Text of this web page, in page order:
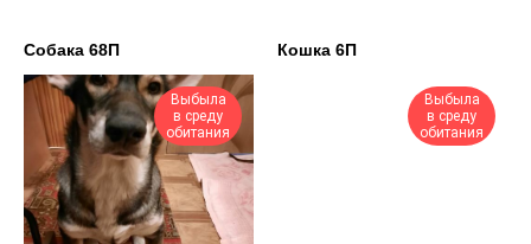
Собака 68П Кошка 6П
Выбыла
в среду
обитания
Выбыла
в среду
обитания